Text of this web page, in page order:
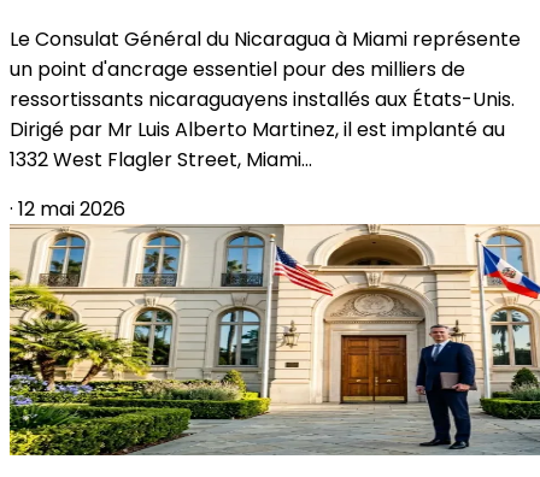
Le Consulat Général du Nicaragua à Miami représente
un point d'ancrage essentiel pour des milliers de
ressortissants nicaraguayens installés aux États-Unis.
Dirigé par Mr Luis Alberto Martinez, il est implanté au
1332 West Flagler Street, Miami...
· 12 mai 2026